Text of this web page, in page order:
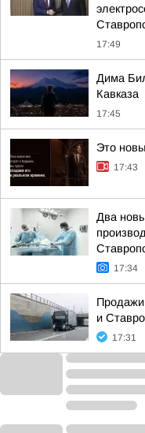
17:49
Дима
Кавказа
17:45
Это
17:43
Два
17:34
Продажи
и
17:31